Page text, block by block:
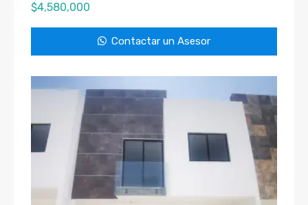
$4,580,000
Contactar un Asesor